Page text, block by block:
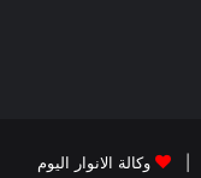
وكالة الانوار اليوم